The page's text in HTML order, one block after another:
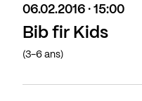
06.02.2016 · 15:00
Bib fir Kids
(3-6 ans)